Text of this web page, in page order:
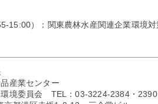
15:00）：関東農林水産関連企業環
産業センター
境委員会 TEL：03-3224-2384・2390